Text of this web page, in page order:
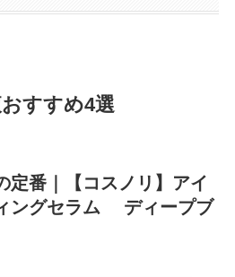
すすめ4選
定番｜【コスノリ】アイ
ングセラム ディープブ